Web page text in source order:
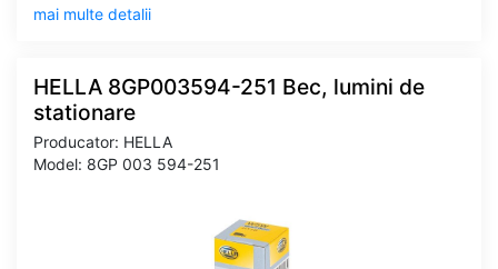
mai multe detalii
HELLA 8GP003594-251 Bec, lumini de
stationare
Producator: HELLA
Model: 8GP 003 594-251